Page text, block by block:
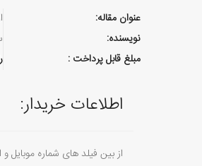
عنوان مقاله:
نویسنده:
مبلغ قابل پرداخت :
اطلاعات خریدار:
از بین فیلد های شماره موبایل